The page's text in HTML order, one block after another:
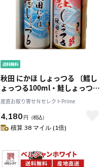
秋田 にかほ しょっつる 〔鱈し
ょっつる100ml・鮭しょっつる
100ml〕［沖縄県・離島 配送不
可］
産直お取り寄せＮセレクトPrime
4,180 円 （税込）
積算 38 マイル (1倍)